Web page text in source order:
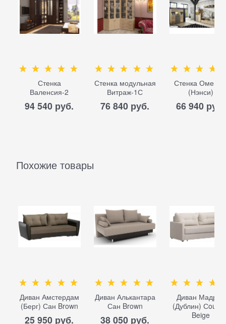
Стенка
Валенсия-2
94 540 руб.
Стенка модульная
Витраж-1С
76 840 руб.
Стенка Омега-
(Нэнси)
66 940 руб.
Похожие товары
Диван Амстердам
(Берг) Сан Brown
25 950 руб.
Диван Алькантара
Сан Brown
38 050 руб.
Диван Мадрид
(Дублин)
Beige